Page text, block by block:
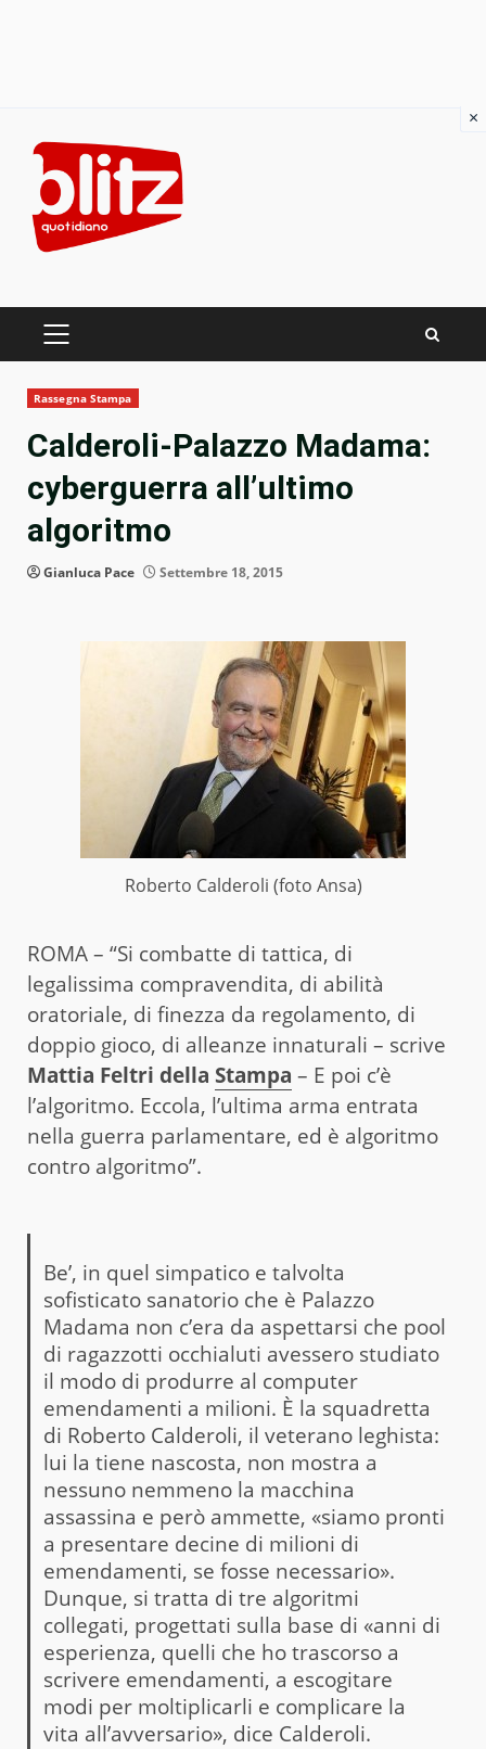
content
PRIMARY
Rassegna Stampa
Calderoli-Palazzo Madama:
cyberguerra all’ultimo
algoritmo
Gianluca Pace Settembre 18, 2015
Roberto Calderoli (foto Ansa)
ROMA – “Si combatte di tattica, di
legalissima compravendita, di abilità
oratoriale, di finezza da regolamento, di
doppio gioco, di alleanze innaturali – scrive
Mattia Feltri della Stampa – E poi c’è
l’algoritmo. Eccola, l’ultima arma entrata
nella guerra parlamentare, ed è algoritmo
contro algoritmo”.
Be’, in quel simpatico e talvolta
sofisticato sanatorio che è Palazzo
Madama non c’era da aspettarsi che pool
di ragazzotti occhialuti avessero studiato
il modo di produrre al computer
emendamenti a milioni. È la squadretta
di Roberto Calderoli, il veterano leghista:
lui la tiene nascosta, non mostra a
nessuno nemmeno la macchina
assassina e però ammette, «siamo pronti
a presentare decine di milioni di
emendamenti, se fosse necessario».
Dunque, si tratta di tre algoritmi
collegati, progettati sulla base di «anni di
esperienza, quelli che ho trascorso a
scrivere emendamenti, a escogitare
modi per moltiplicarli e complicare la
vita all’avversario», dice Calderoli.
×